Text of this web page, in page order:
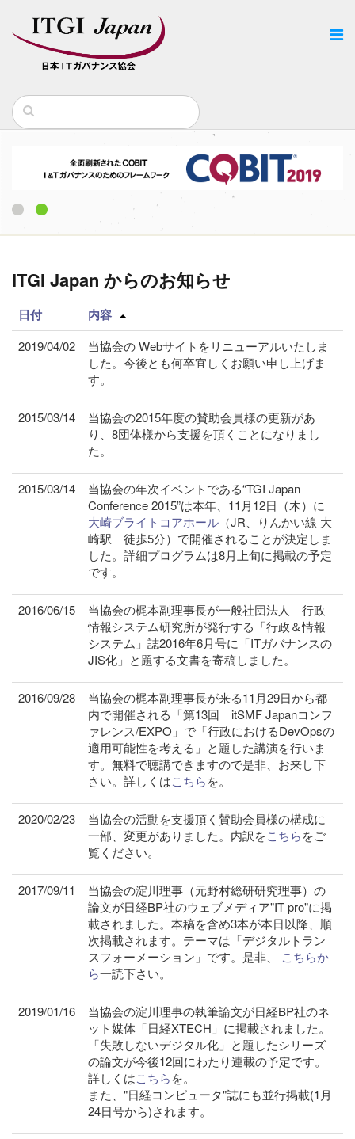
ITGI Japan からのお知らせ
日付 内容
2019/04/02
当協会の Webサイトをリニューアルいたしま
した。今後とも何卒宜しくお願い申し上げま
す。
2015/03/14
当協会の2015年度の賛助会員様の更新があ
り、8団体様から支援を頂くことになりまし
た。
2015/03/14
当協会の年次イベントである“TGI Japan
Conference 2015”は本年、11月12日（木）に
大崎ブライトコアホール （JR、りんかい線 大
崎駅 徒歩5分）で開催されることが決定しま
した。詳細プログラムは8月上旬に掲載の予定
です。
2016/06/15
当協会の梶本副理事長が一般社団法人 行政
情報システム研究所が発行する「行政＆情報
システム」誌2016年6月号に「ITガバナンスの
JIS化」と題する文書を寄稿しました。
2016/09/28
当協会の梶本副理事長が来る11月29日から都
内で開催される「第13回 itSMF Japanコンフ
ァレンス/EXPO」で「行政におけるDevOpsの
適用可能性を考える」と題した講演を行いま
す。無料で聴講できますので是非、お来し下
さい。詳しくはこちらを。
2020/02/23
当協会の活動を支援頂く賛助会員様の構成に
一部、変更がありました。内訳をこちらをご
覧ください。
2017/09/11
当協会の淀川理事（元野村総研研究理事）の
論文が日経BP社のウェブメディア"IT pro"に掲
載されました。本稿を含め3本が本日以降、順
次掲載されます。テーマは「デジタルトラン
スフォーメーション」です。是非、 こちらか
ら一読下さい。
2019/01/16
当協会の淀川理事の執筆論文が日経BP社のネ
ット媒体「日経XTECH」に掲載されました。
「失敗しないデジタル化」と題したシリーズ
の論文が今後12回にわたり連載の予定です。
詳しくはこちらを。
また、"日経コンピュータ"誌にも並行掲載(1月
24日号から)されます。